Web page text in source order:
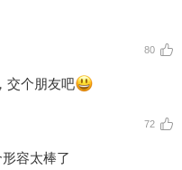
80
交个朋友吧
72
容太棒了